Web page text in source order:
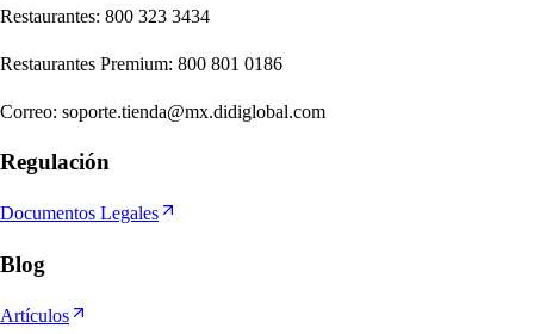
Restaurantes: 800 323 3434
Restaurantes Premium: 800 801 0186
Correo: soporte.tienda@mx.didiglobal.com
Regulación
Documentos Legales
Blog
Artículos